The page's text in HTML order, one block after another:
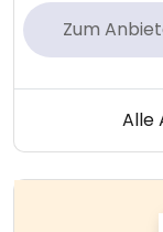
Zum
Alle